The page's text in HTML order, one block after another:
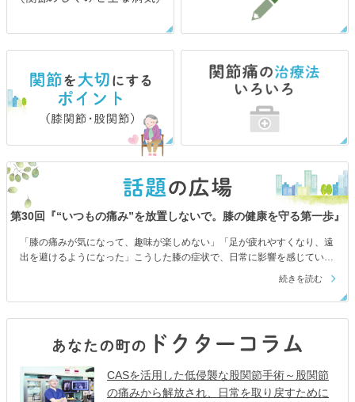
第30回『“いつもの痛み”を放置しないで。膝の健康を守る第一歩』
「膝の痛みが気になって、趣味が楽しめない」「足が疲れやすくなり、遠
出を避けるようになった」こうした膝の症状で、日常に影響を感じている
方もいらっしゃるかもしれません。膝の状態について正しい知識を持ち、
ます。今回は、帝京大学整形外科教授 中川匠先生に、変形性膝関節症の
原因や、現在行われている治療の選択肢についてお話をうかがいます。
続きを読む
CASを活用した低侵襲な股関節手術～股関節
の痛みから解放され、日常を取り戻すために